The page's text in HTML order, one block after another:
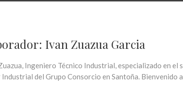
Ivan Zuazua Garcia
Ingeniero Técnico Industrial, especializado en
Industrial del Grupo Consorcio en Santoña.